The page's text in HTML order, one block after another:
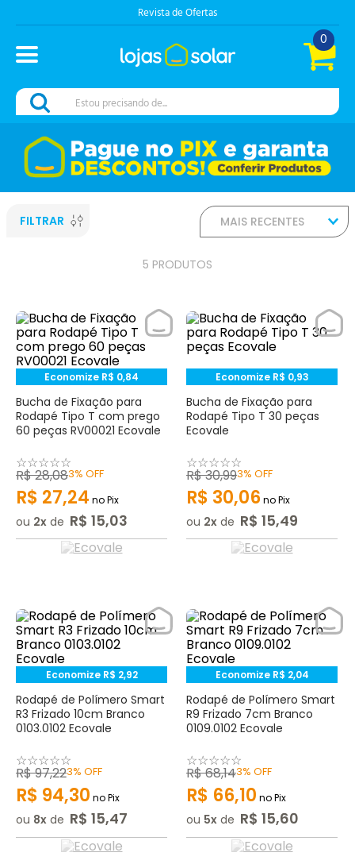
Revista de Ofertas
0
Estou precisando de...
FILTRAR MAIS RECENTES
5 PRODUTOS
Economize R$ 0,84
Bucha de Fixação para
Rodapé Tipo T com prego
60 peças RV00021 Ecovale
☆☆☆☆☆
R$28,083% OFF
R$ 27,24 no Pix
ou 2 de R$ 15,03
Economize R$ 0,93
Bucha de Fixação para
Rodapé Tipo T 30 peças
Ecovale
☆☆☆☆☆
R$30,993% OFF
R$ 30,06no Pix
ou 2 de R$ 15,49
Economize R$ 2,92
Rodapé de Polímero Smart
R3 Frizado 10cm Branco
0103.0102 Ecovale
☆☆☆☆☆
R$97,223% OFF
R$ 94,30 no Pix
ou 8 de R$ 15,47
Economize R$ 2,04
Rodapé de Polímero Smart
R9 Frizado 7cm Branco
0109.0102 Ecovale
☆☆☆☆☆
R$68,143% OFF
R$ 66,10 no Pix
ou 5 de R$ 15,60